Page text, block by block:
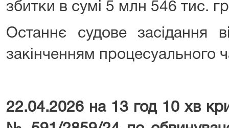
збитки в сумі 5 млн 546 тис.
Останнє судове засідання
закінченням процесуального
22.04.2026 на 13 год 10 хв